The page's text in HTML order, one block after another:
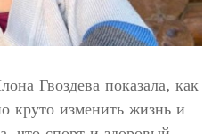
Гвоздева показала, как
круто изменить жизнь и